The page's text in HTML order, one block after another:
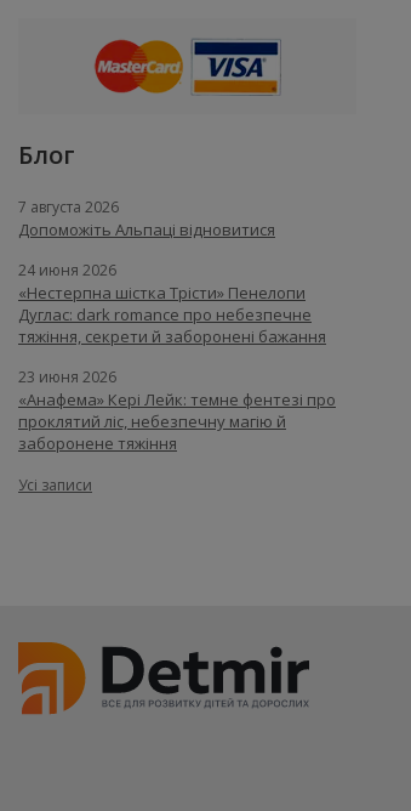
Блог
7 августа 2026
Допоможіть Альпаці відновитися
24 июня 2026
«Нестерпна шістка Трісти» Пенелопи
Дуглас: dark romance про небезпечне
тяжіння, секрети й заборонені бажання
23 июня 2026
«Анафема» Кері Лейк: темне фентезі про
проклятий ліс, небезпечну магію й
заборонене тяжіння
Усі записи